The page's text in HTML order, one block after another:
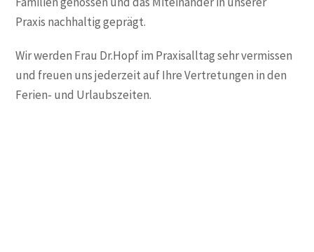
Praxis nachhaltig geprägt.
Wir werden Frau Dr.Hopf im Praxisalltag sehr vermissen
und freuen uns jederzeit auf Ihre Vertretungen in den
Ferien- und Urlaubszeiten.